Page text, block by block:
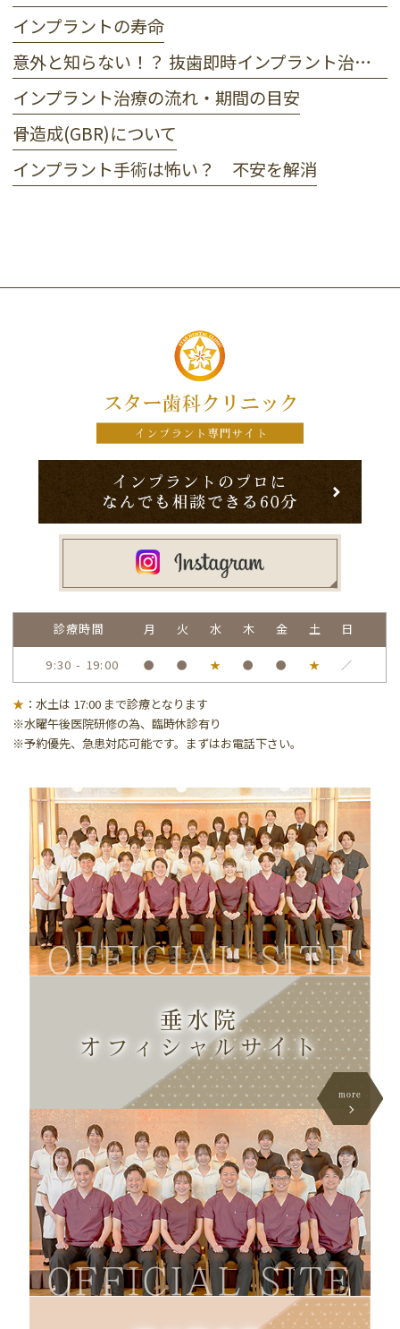
インプラントの寿命
意外と知らない！？ 抜歯即時インプラント治療のメリット・デメリット
インプラント治療の流れ・期間の目安
骨造成(GBR)について
インプラント手術は怖い？ 不安を解消
診療時間 月 火 水 木 金 土 日
9:30 - 19:00 ● ● ★ ● ● ★ ／
★ ：水土は 17:00 まで診療となります
※水曜午後医院研修の為、臨時休診有り
※予約優先、急患対応可能です。まずはお電話下さい。
OFFICIAL SITE
垂水院
オフィシャルサイト
more
OFFICIAL SITE